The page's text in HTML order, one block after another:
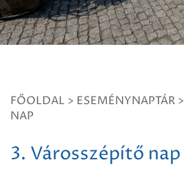
FŐOLDAL > ESEMÉNYNAPTÁR >
NAP
3. Városszépítő nap